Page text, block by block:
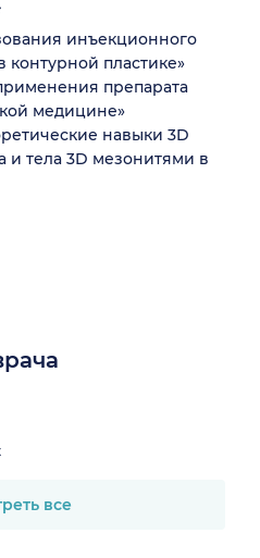
инъекционного
контурной пластике»
препарата
медицине»
навыки 3D
и тела 3D мезонитями в
все